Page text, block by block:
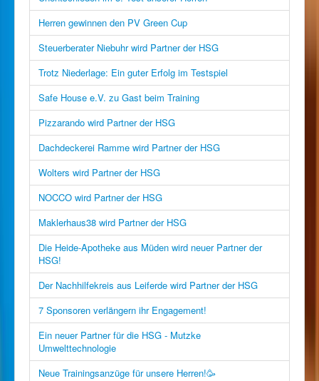
Herren gewinnen den PV Green Cup
Steuerberater Niebuhr wird Partner der HSG
Trotz Niederlage: Ein guter Erfolg im Testspiel
Safe House e.V. zu Gast beim Training
Pizzarando wird Partner der HSG
Dachdeckerei Ramme wird Partner der HSG
Wolters wird Partner der HSG
NOCCO wird Partner der HSG
Maklerhaus38 wird Partner der HSG
Die Heide-Apotheke aus Müden wird neuer Partner der
HSG!
Der Nachhilfekreis aus Leiferde wird Partner der HSG
7 Sponsoren verlängern ihr Engagement!
Ein neuer Partner für die HSG - Mutzke
Umwelttechnologie
Neue Trainingsanzüge für unsere Herren!🥳